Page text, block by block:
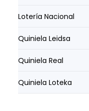
Lotería Nacional
Quiniela Leidsa
Quiniela Real
Quiniela Loteka